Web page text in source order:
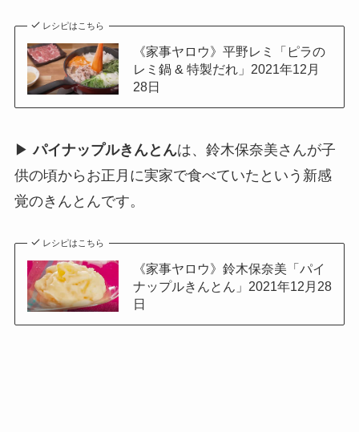
レシピはこちら
《家事ヤロウ》平野レミ「ピラの
レミ鍋 & 特製だれ」2021年12月
28日
▶パイナップルきんとんは、鈴木保奈美さんが子
供の頃からお正月に実家で食べていたという新感
覚のきんとんです。
レシピはこちら
《家事ヤロウ》鈴木保奈美「パイ
ナップルきんとん」2021年12月28
日